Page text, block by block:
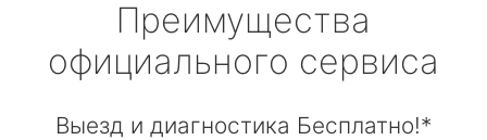
Преимущества
официального сервиса
Выезд и диагностика Бесплатно!*